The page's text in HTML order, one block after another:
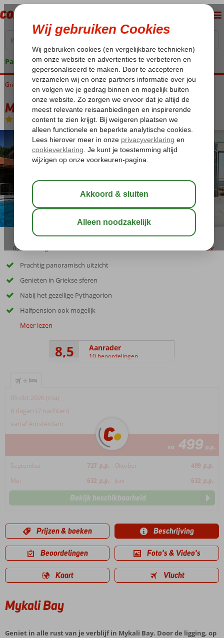
Pakketgarantie
Home
Griekenland Samos Pythagorion Mykali Bay
Mykali Bay
Logies en ontbijt-Hotel
03:15 bewaar
Prachtig panoramisch uitzicht
Genieten in Griekse sferen
Nabij het gezellige Pythagorion
Halfpension ook mogelijk
Meer lezen
8,5 Aanrader
10 beoordelingen
+
05 okt 2026 (ma)
8 dagen (7 nachten)
vanaf Amsterdam
va 499 p.p.
September 727 p.p. Oktober 499 p.p.
Mei
632 p.p. Juni 632 p.p.
Bekijk beschikbaarheid
Prijzen & boeken Beschrijving
Beoordelingen Foto's & Video's
Kaart Vlucht
Mykali Bay
Geniet in alle rust van je verblijf in Mykali Bay. Door de ligging, op